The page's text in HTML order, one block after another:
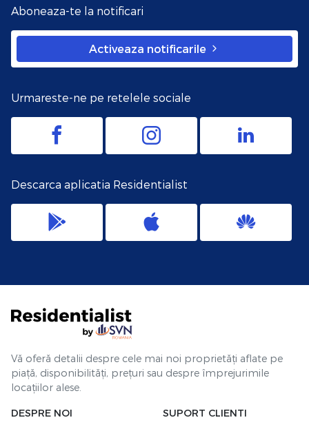
Aboneaza-te la notificari
Activeaza notificarile
Urmareste-ne pe retelele sociale
Descarca aplicatia Residentialist
Vă oferă detalii despre cele mai noi proprietăți aflate pe
piață, disponibilități, prețuri sau despre împrejurimile
locațiilor alese.
DESPRE NOI SUPORT CLIENTI